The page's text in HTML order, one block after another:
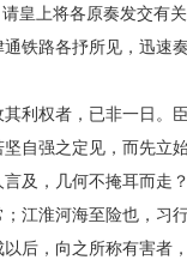
皇上将各原奏发交有
铁路各抒所见，迅速
利权者，已非一日。
自强之定见，而先立
及，几何不掩耳而走
江淮河海至险也，习
后，向之所称有害者